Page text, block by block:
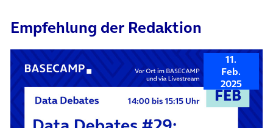
Empfehlung der Redaktion
11.
Feb.
2025